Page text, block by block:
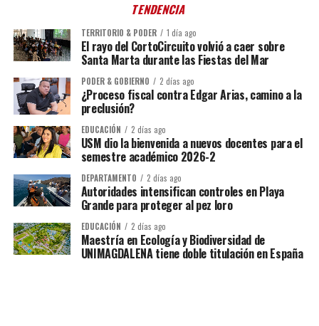
TENDENCIA
TERRITORIO & PODER 1 día ago
El rayo del CortoCircuito volvió a caer sobre
Santa Marta durante las Fiestas del Mar
PODER & GOBIERNO 2 días ago
¿Proceso fiscal contra Edgar Arias, camino a la
preclusión?
EDUCACIÓN 2 días ago
USM dio la bienvenida a nuevos docentes para el
semestre académico 2026-2
DEPARTAMENTO 2 días ago
Autoridades intensifican controles en Playa
Grande para proteger al pez loro
EDUCACIÓN 2 días ago
Maestría en Ecología y Biodiversidad de
UNIMAGDALENA tiene doble titulación en España